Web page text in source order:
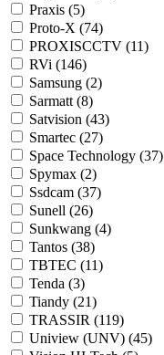
Praxis (5)
Proto-X (74)
PROXISCCTV (11)
RVi (146)
Samsung (2)
Sarmatt (8)
Satvision (43)
Smartec (27)
Space Technology (37)
Spymax (2)
Ssdcam (37)
Sunell (26)
Sunkwang (4)
Tantos (38)
TBTEC (11)
Tenda (3)
Tiandy (21)
TRASSIR (119)
Uniview (UNV) (45)